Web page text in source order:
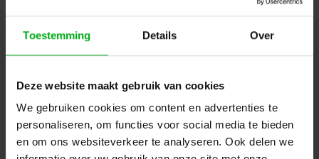
Toestemming Details Over
Deze website maakt gebruik van cookies
We gebruiken cookies om content en advertenties te
personaliseren, om functies voor social media te bieden
en om ons websiteverkeer te analyseren. Ook delen we
Neutrik | NL4MDXX-H-3 | speakON 4-polig chassis D-
Neutrik | NL4MDXX-H-3
Login voor prijzen